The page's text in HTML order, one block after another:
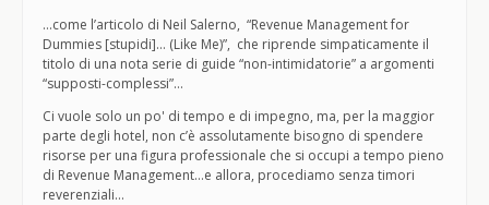
…come l’articolo di Neil Salerno, “Revenue Management for
Dummies [stupidi]… (Like Me)”, che riprende simpaticamente il
titolo di una nota serie di guide “non-intimidatorie” a argomenti
“supposti-complessi”…
Ci vuole solo un po' di tempo e di impegno, ma, per la maggior
parte degli hotel, non c’è assolutamente bisogno di spendere
risorse per una figura professionale che si occupi a tempo pieno
di Revenue Management…e allora, procediamo senza timori
reverenziali…